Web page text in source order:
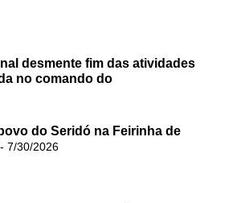
desmente fim das atividades
no comando do
do Seridó na Feirinha de
- 7/30/2026